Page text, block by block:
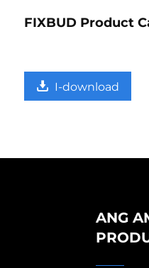
FIXBUD Product
I-download
ANG